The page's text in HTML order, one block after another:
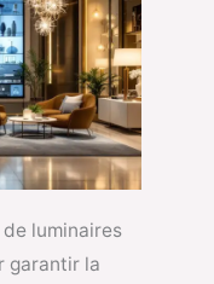
de luminaires
garantir la